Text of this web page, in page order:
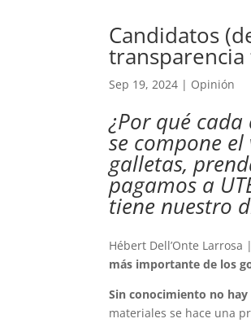
Candidatos
transparencia
Sep 19, 2024 | Opinión
¿Por qué
se compone
galletas,
pagamos a
tiene nuestro
Hébert Dell’Onte
más importante de los
Sin conocimiento no
materiales se hace una